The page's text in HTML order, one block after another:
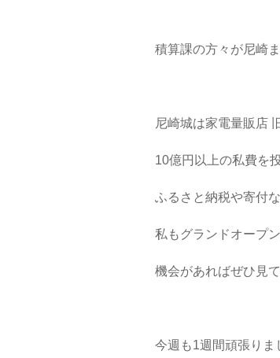
積算課の方々が尼崎
尼崎城は家電量販店
10億円以上の私費を
ふるさと納税や寄付
私もグランドオープ
機会があればぜひ見
今週も1週間頑張りま